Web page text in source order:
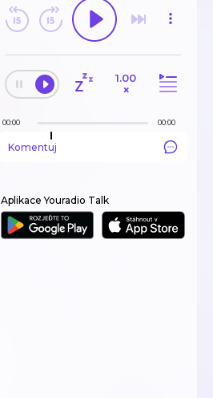
1.00
×
00:00 00:00
Komentuj
Aplikace Youradio Talk